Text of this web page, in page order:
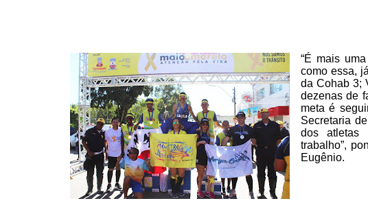
“É mais
como essa,
da Cohab 3;
dezenas de
meta é
Secretaria
dos atletas
trabalho”,
Eugênio.